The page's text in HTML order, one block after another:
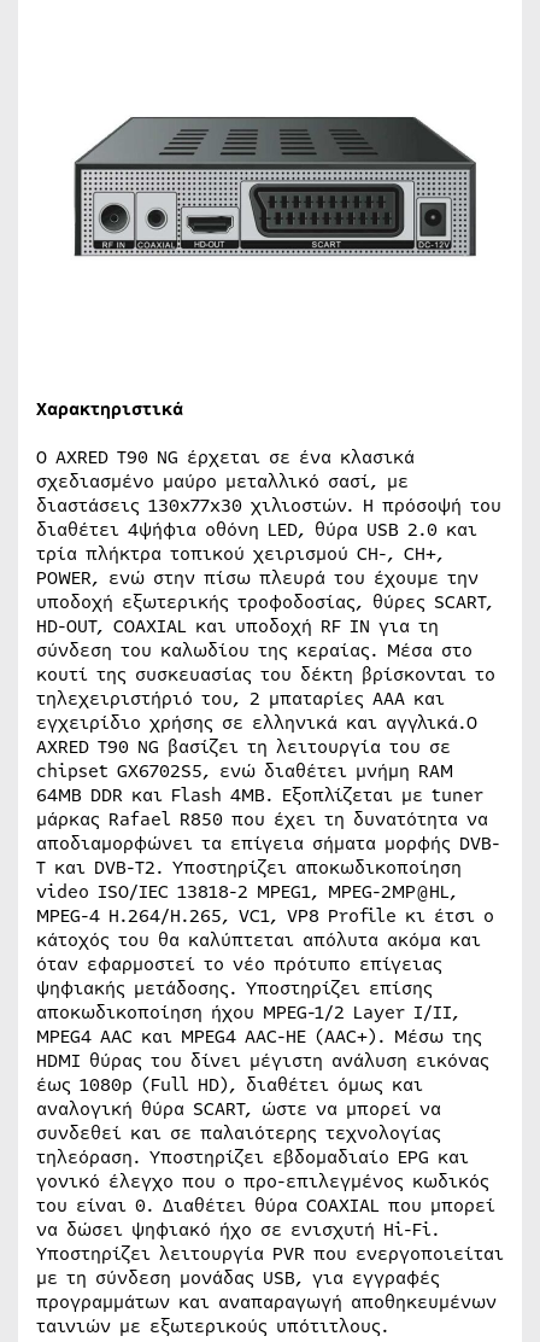
Χαρακτηριστικά
Ο AXRED T90 NG έρχεται σε ένα κλασικά
σχεδιασμένο μαύρο μεταλλικό σασί, με
διαστάσεις 130x77x30 χιλιοστών. Η πρόσοψή του
διαθέτει 4ψήφια οθόνη LED, θύρα USB 2.0 και
τρία πλήκτρα τοπικού χειρισμού CH-, CH+,
POWER, ενώ στην πίσω πλευρά του έχουμε την
υποδοχή εξωτερικής τροφοδοσίας, θύρες SCART,
HD-OUT, COAXIAL και υποδοχή RF IN για τη
σύνδεση του καλωδίου της κεραίας. Μέσα στο
κουτί της συσκευασίας του δέκτη βρίσκονται το
τηλεχειριστήριό του, 2 μπαταρίες AAA και
εγχειρίδιο χρήσης σε ελληνικά και αγγλικά.Ο
AXRED T90 NG βασίζει τη λειτουργία του σε
chipset GX6702S5, ενώ διαθέτει μνήμη RAM
64MB DDR και Flash 4MB. Εξοπλίζεται με tuner
μάρκας Rafael R850 που έχει τη δυνατότητα να
αποδιαμορφώνει τα επίγεια σήματα μορφής DVB-
T και DVB-T2. Υποστηρίζει αποκωδικοποίηση
video ISO/IEC 13818-2 MPEG1, MPEG-2MP@HL,
MPEG-4 H.264/H.265, VC1, VP8 Profile κι έτσι ο
κάτοχός του θα καλύπτεται απόλυτα ακόμα και
όταν εφαρμοστεί το νέο πρότυπο επίγειας
ψηφιακής μετάδοσης. Υποστηρίζει επίσης
αποκωδικοποίηση ήχου MPEG-1/2 Layer I/II,
MPEG4 AAC και MPEG4 AAC-HE (AAC+). Μέσω της
HDMI θύρας του δίνει μέγιστη ανάλυση εικόνας
έως 1080p (Full HD), διαθέτει όμως και
αναλογική θύρα SCART, ώστε να μπορεί να
συνδεθεί και σε παλαιότερης τεχνολογίας
τηλεόραση. Υποστηρίζει εβδομαδιαίο EPG και
γονικό έλεγχο που ο προ-επιλεγμένος κωδικός
του είναι 0. Διαθέτει θύρα COAXIAL που μπορεί
να δώσει ψηφιακό ήχο σε ενισχυτή Hi-Fi.
Υποστηρίζει λειτουργία PVR που ενεργοποιείται
με τη σύνδεση μονάδας USB, για εγγραφές
προγραμμάτων και αναπαραγωγή αποθηκευμένων
ταινιών με εξωτερικούς υπότιτλους.